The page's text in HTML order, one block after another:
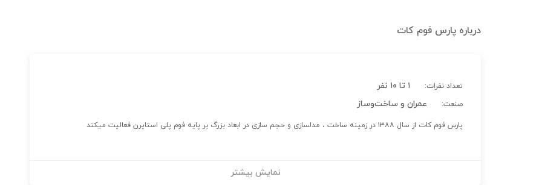
درباره پارس فوم کات
تعداد نفرات: ۱ تا ۱۰ نفر
صنعت: عمران و ساخت‌وساز
پارس فوم کات از سال ۱۳۸۸ در زمینه ساخت ، مدلسازی و حجم سازی در ابعاد بزرگ بر پایه فوم پلی استایرن فعالیت میکند
نمایش بیشتر